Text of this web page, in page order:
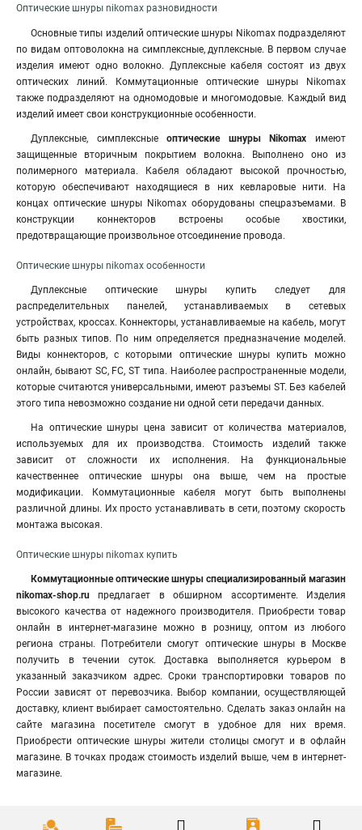
Оптические шнуры nikomax разновидности
Основные типы изделий оптические шнуры Nikomax подразделяют
по видам оптоволокна на симплексные, дуплексные. В первом случае
изделия имеют одно волокно. Дуплексные кабеля состоят из двух
оптических линий. Коммутационные оптические шнуры Nikomax
также подразделяют на одномодовые и многомодовые. Каждый вид
изделий имеет свои конструкционные особенности.
Дуплексные, симплексныеоптические шнуры Nikomax имеют
защищенные вторичным покрытием волокна. Выполнено оно из
полимерного материала. Кабеля обладают высокой прочностью,
которую обеспечивают находящиеся в них кевларовые нити. На
концах оптические шнуры Nikomax оборудованы спецразъемами. В
конструкции коннекторов встроены особые хвостики,
предотвращающие произвольное отсоединение провода.
Оптические шнуры nikomax особенности
Дуплексные оптические шнуры купить следует для
распределительных панелей, устанавливаемых в сетевых
устройствах, кроссах. Коннекторы, устанавливаемые на кабель, могут
быть разных типов. По ним определяется предназначение моделей.
Виды коннекторов, с которыми оптические шнуры купить можно
онлайн, бывают SC, FC, ST типа. Наиболее распространенные модели,
которые считаются универсальными, имеют разъемы ST. Без кабелей
этого типа невозможно создание ни одной сети передачи данных.
На оптические шнуры цена зависит от количества материалов,
используемых для их производства. Стоимость изделий также
зависит от сложности их исполнения. На функциональные
качественнее оптические шнуры она выше, чем на простые
модификации. Коммутационные кабеля могут быть выполнены
различной длины. Их просто устанавливать в сети, поэтому скорость
монтажа высокая.
Оптические шнуры nikomax купить
Коммутационные оптические шнуры специализированный магазин
nikomax-shop.ru предлагает в обширном ассортименте. Изделия
высокого качества от надежного производителя. Приобрести товар
онлайн в интернет-магазине можно в розницу, оптом из любого
региона страны. Потребители смогут оптические шнуры в Москве
получить в течении суток. Доставка выполняется курьером в
указанный заказчиком адрес. Сроки транспортировки товаров по
России зависят от перевозчика. Выбор компании, осуществляющей
доставку, клиент выбирает самостоятельно. Сделать заказ онлайн на
сайте магазина посетителе смогут в удобное для них время.
Приобрести оптические шнуры жители столицы смогут и в офлайн
магазине. В точках продаж стоимость изделий выше, чем в интернет-
магазине.